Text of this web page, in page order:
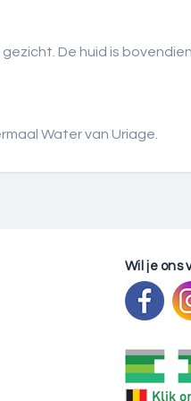
De huid is
Water van Uriage.
Wil je ons